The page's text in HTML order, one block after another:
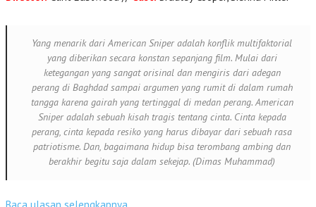
Yang menarik dariAmerican Sniper adalah konflik multifaktorial
yang diberikan secara konstan sepanjang film. Mulai dari
ketegangan yang sangat orisinal dan mengiris dari adegan
perang di Baghdad sampai argumen yang rumit di dalam rumah
tangga karena gairah yang tertinggal di medan perang.American
Sniperadalah sebuah kisah tragis tentang cinta. Cinta kepada
perang, cinta kepada resiko yang harus dibayar dari sebuah rasa
patriotisme. Dan, bagaimana hidup bisa terombang ambing dan
berakhir begitu saja dalam sekejap. (Dimas Muhammad)